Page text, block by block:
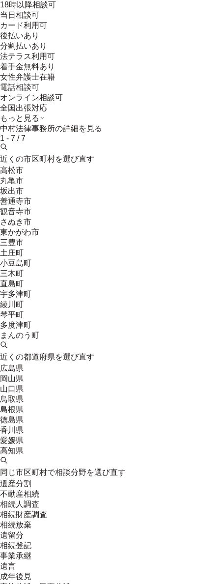
18時以降相談可
当日相談可
カード利用可
後払いあり
分割払いあり
法テラス利用可
着手金無料あり
女性弁護士在籍
電話相談可
オンライン相談可
全国出張対応
もっと見る
中村法律事務所の詳細を見る
1 - 7 /7
近くの市区町村を選び直す
高松市
丸亀市
坂出市
善通寺市
観音寺市
さぬき市
東かがわ市
三豊市
土庄町
小豆島町
三木町
直島町
宇多津町
綾川町
琴平町
多度津町
まんのう町
近くの都道府県を選び直す
広島県
岡山県
山口県
鳥取県
島根県
徳島県
香川県
愛媛県
高知県
同じ市区町村で相談分野を選び直す
遺産分割
不動産相続
相続人調査
相続財産調査
相続放棄
遺留分
相続登記
事業承継
遺言
成年後見